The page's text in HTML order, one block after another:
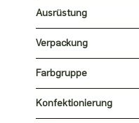
Ausrüstung
Verpackung
Farbgruppe
Konfektionierung